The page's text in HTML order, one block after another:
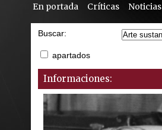
En portada Críticas Noticias
Buscar:
apartados
Informaciones: